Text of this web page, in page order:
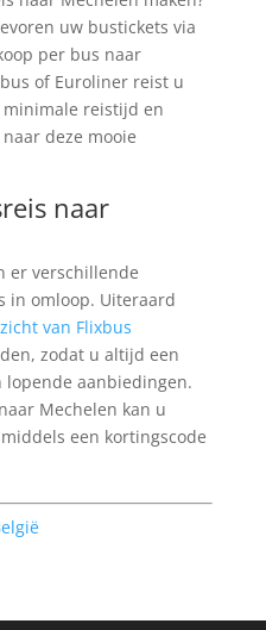
uw bustickets via
per bus naar
of Euroliner reist u
reistijd en
deze mooie
naar
er verschillende
in omloop. Uiteraard
van Flixbus
zodat u altijd een
lopende aanbiedingen.
Mechelen kan u
een kortingscode